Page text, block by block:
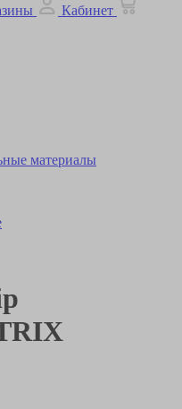
Кабинет
материалы